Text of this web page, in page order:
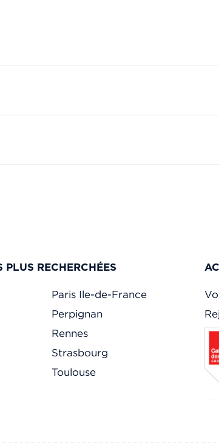
Cimes
PLUS RECHERCHÉES
Paris Ile-de-France
Perpignan
Rennes
Strasbourg
Toulouse